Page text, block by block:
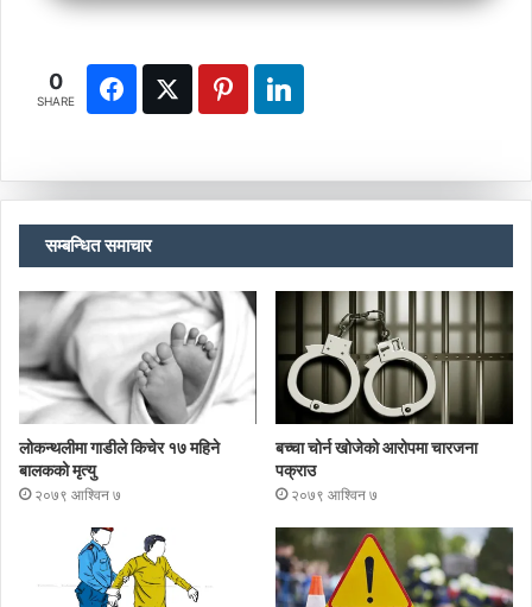
0
SHARE
सम्बन्धित समाचार
लोकन्थलीमा गाडीले किचेर १७ महिने
बालकको मृत्यु
२०७९ आश्विन ७
बच्चा चोर्न खोजेको आरोपमा चारजना
पक्राउ
२०७९ आश्विन ७